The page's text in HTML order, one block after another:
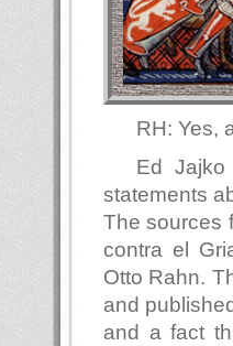
RH: Yes,
Ed
statements
The sources
contra el
Otto Rahn.
and
and a fact